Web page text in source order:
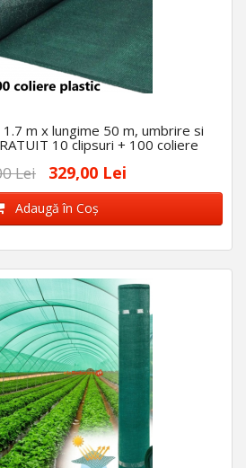
m x lungime 50 m, umbrire si
10 clipsuri + 100 coliere
Lei 329,00 Lei
Adaugă în Coş